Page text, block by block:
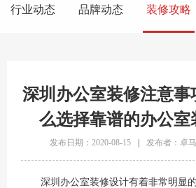
行业动态 品牌动态 装修攻略
深圳办公室装修注意事
么选择靠谱的办公室
发布日期：2020-08-15 发布者：卓
深圳办公室装修设计有着非常明显